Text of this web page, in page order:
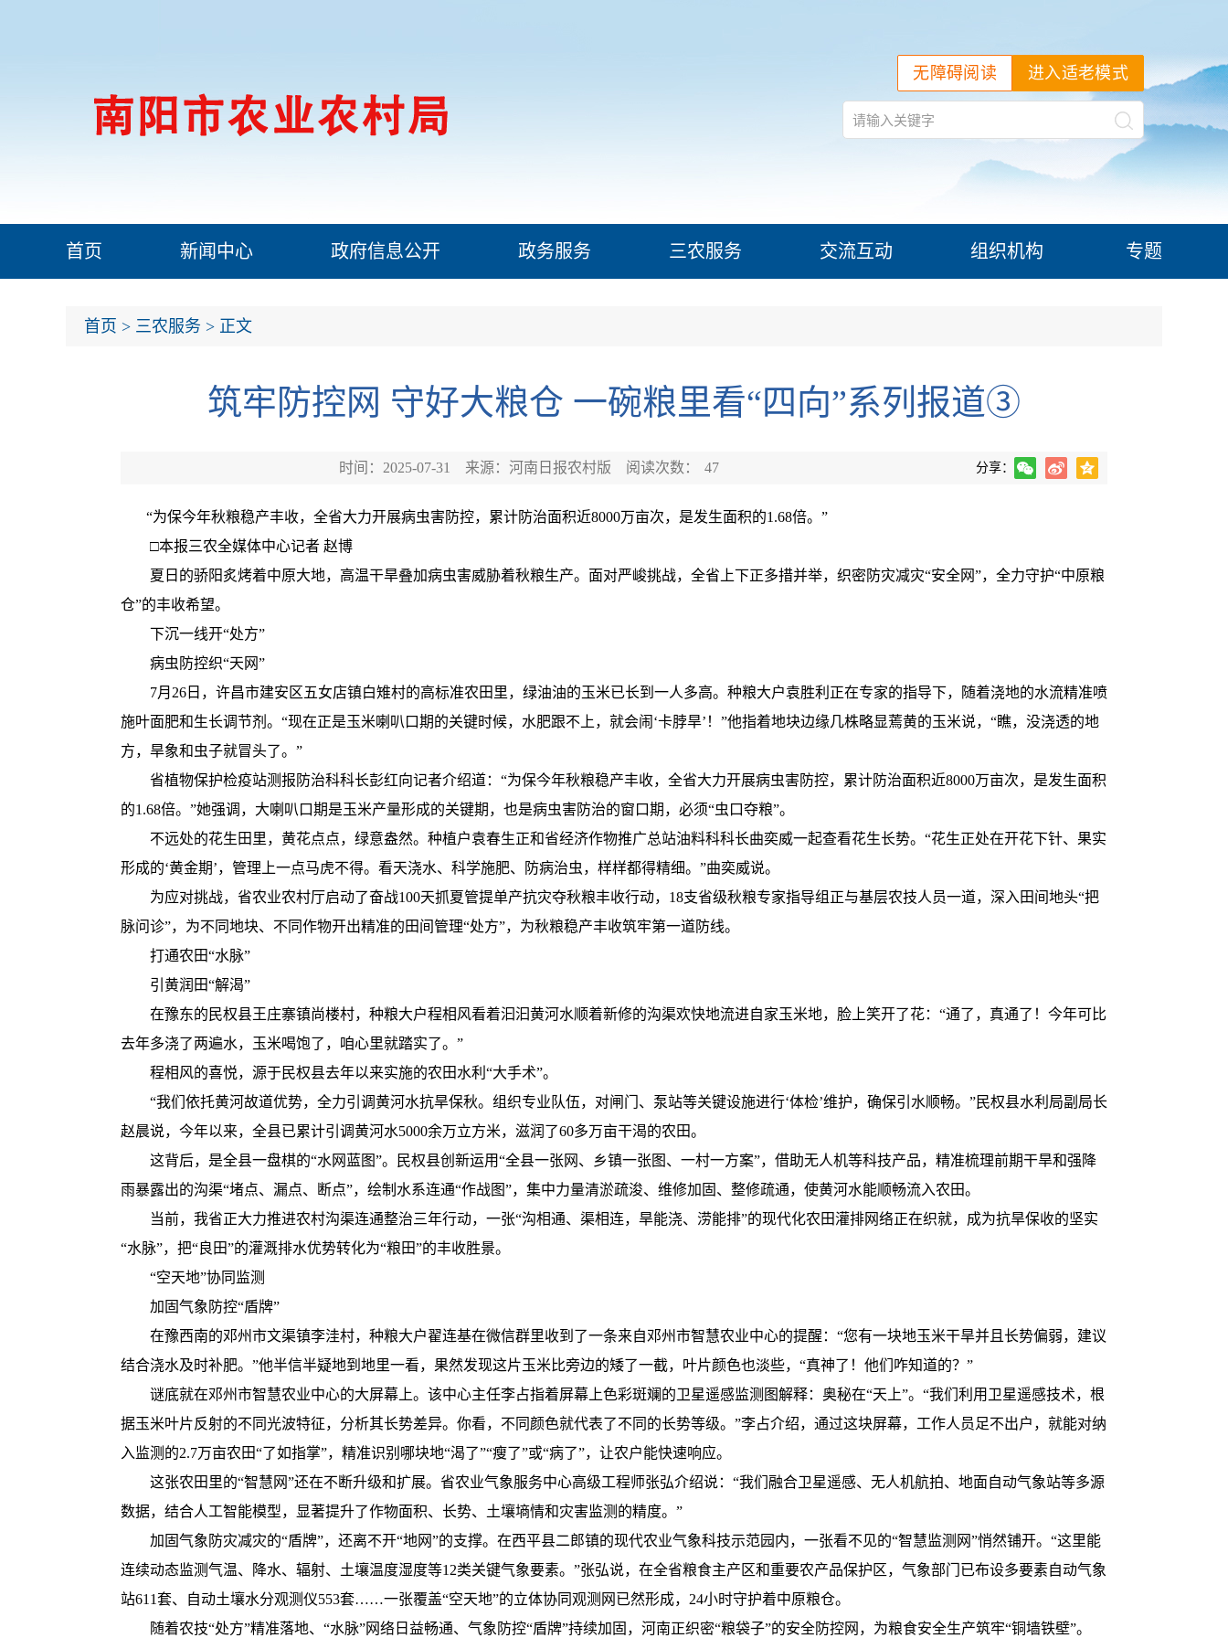
进入适老模式
无障碍阅读
首页 新闻中心 政府信息公开 政务服务 三农服务 交流互动 组织机构 专题
首页 > 三农服务 > 正文
筑牢防控网 守好大粮仓 一碗粮里看“四向”系列报道③
时间：2025-07-31 来源：河南日报农村版 阅读次数： 47 分享：
“为保今年秋粮稳产丰收，全省大力开展病虫害防控，累计防治面积近8000万亩次，是发生面积的1.68倍。”
□本报三农全媒体中心记者 赵博
夏日的骄阳炙烤着中原大地，高温干旱叠加病虫害威胁着秋粮生产。面对严峻挑战，全省上下正多措并举，织密防灾减灾“安全网”，全力守护“中原粮
仓”的丰收希望。
下沉一线开“处方”
病虫防控织“天网”
7月26日，许昌市建安区五女店镇白雉村的高标准农田里，绿油油的玉米已长到一人多高。种粮大户袁胜利正在专家的指导下，随着浇地的水流精准喷
施叶面肥和生长调节剂。“现在正是玉米喇叭口期的关键时候，水肥跟不上，就会闹‘卡脖旱’！”他指着地块边缘几株略显蔫黄的玉米说，“瞧，没浇透的地
方，旱象和虫子就冒头了。”
省植物保护检疫站测报防治科科长彭红向记者介绍道：“为保今年秋粮稳产丰收，全省大力开展病虫害防控，累计防治面积近8000万亩次，是发生面积
的1.68倍。”她强调，大喇叭口期是玉米产量形成的关键期，也是病虫害防治的窗口期，必须“虫口夺粮”。
不远处的花生田里，黄花点点，绿意盎然。种植户袁春生正和省经济作物推广总站油料科科长曲奕威一起查看花生长势。“花生正处在开花下针、果实
形成的‘黄金期’，管理上一点马虎不得。看天浇水、科学施肥、防病治虫，样样都得精细。”曲奕威说。
为应对挑战，省农业农村厅启动了奋战100天抓夏管提单产抗灾夺秋粮丰收行动，18支省级秋粮专家指导组正与基层农技人员一道，深入田间地头“把
脉问诊”，为不同地块、不同作物开出精准的田间管理“处方”，为秋粮稳产丰收筑牢第一道防线。
打通农田“水脉”
引黄润田“解渴”
在豫东的民权县王庄寨镇尚楼村，种粮大户程相风看着汩汩黄河水顺着新修的沟渠欢快地流进自家玉米地，脸上笑开了花：“通了，真通了！今年可比
去年多浇了两遍水，玉米喝饱了，咱心里就踏实了。”
程相风的喜悦，源于民权县去年以来实施的农田水利“大手术”。
“我们依托黄河故道优势，全力引调黄河水抗旱保秋。组织专业队伍，对闸门、泵站等关键设施进行‘体检’维护，确保引水顺畅。”民权县水利局副局长
赵晨说，今年以来，全县已累计引调黄河水5000余万立方米，滋润了60多万亩干渴的农田。
这背后，是全县一盘棋的“水网蓝图”。民权县创新运用“全县一张网、乡镇一张图、一村一方案”，借助无人机等科技产品，精准梳理前期干旱和强降
雨暴露出的沟渠“堵点、漏点、断点”，绘制水系连通“作战图”，集中力量清淤疏浚、维修加固、整修疏通，使黄河水能顺畅流入农田。
当前，我省正大力推进农村沟渠连通整治三年行动，一张“沟相通、渠相连，旱能浇、涝能排”的现代化农田灌排网络正在织就，成为抗旱保收的坚实
“水脉”，把“良田”的灌溉排水优势转化为“粮田”的丰收胜景。
“空天地”协同监测
加固气象防控“盾牌”
在豫西南的邓州市文渠镇李洼村，种粮大户翟连基在微信群里收到了一条来自邓州市智慧农业中心的提醒：“您有一块地玉米干旱并且长势偏弱，建议
结合浇水及时补肥。”他半信半疑地到地里一看，果然发现这片玉米比旁边的矮了一截，叶片颜色也淡些，“真神了！他们咋知道的？”
谜底就在邓州市智慧农业中心的大屏幕上。该中心主任李占指着屏幕上色彩斑斓的卫星遥感监测图解释：奥秘在“天上”。“我们利用卫星遥感技术，根
据玉米叶片反射的不同光波特征，分析其长势差异。你看，不同颜色就代表了不同的长势等级。”李占介绍，通过这块屏幕，工作人员足不出户，就能对纳
入监测的2.7万亩农田“了如指掌”，精准识别哪块地“渴了”“瘦了”或“病了”，让农户能快速响应。
这张农田里的“智慧网”还在不断升级和扩展。省农业气象服务中心高级工程师张弘介绍说：“我们融合卫星遥感、无人机航拍、地面自动气象站等多源
数据，结合人工智能模型，显著提升了作物面积、长势、土壤墒情和灾害监测的精度。”
加固气象防灾减灾的“盾牌”，还离不开“地网”的支撑。在西平县二郎镇的现代农业气象科技示范园内，一张看不见的“智慧监测网”悄然铺开。“这里能
连续动态监测气温、降水、辐射、土壤温度湿度等12类关键气象要素。”张弘说，在全省粮食主产区和重要农产品保护区，气象部门已布设多要素自动气象
站611套、自动土壤水分观测仪553套……一张覆盖“空天地”的立体协同观测网已然形成，24小时守护着中原粮仓。
随着农技“处方”精准落地、“水脉”网络日益畅通、气象防控“盾牌”持续加固，河南正织密“粮袋子”的安全防控网，为粮食安全生产筑牢“铜墙铁壁”。